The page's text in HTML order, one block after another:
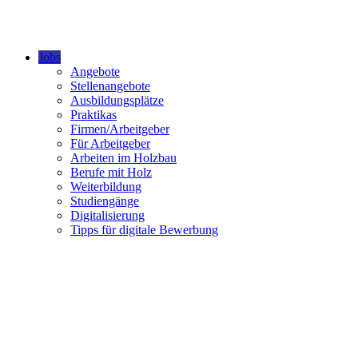
Jobs
Angebote
Stellenangebote
Ausbildungsplätze
Praktikas
Firmen/Arbeitgeber
Für Arbeitgeber
Arbeiten im Holzbau
Berufe mit Holz
Weiterbildung
Studiengänge
Digitalisierung
Tipps für digitale Bewerbung